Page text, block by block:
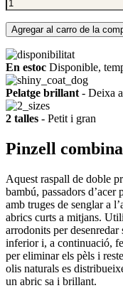
Agregar al carro de la
En estoc Disponible,
Pelatge brillant - Deixa
2 talles - Petit i gran
Pinzell
Aquest raspall de doble
bambú, passadors d’acer
amb truges de senglar a
abrics curts a mitjans.
arrodonits per
inferior i, a continuació,
per eliminar els pèls i
olis naturals es
un abric sa i brillant.